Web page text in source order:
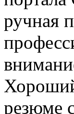
ручная
резюме